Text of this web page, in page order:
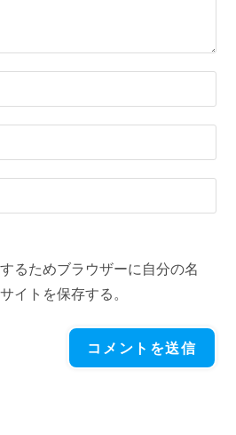
るためブラウザーに自分の名
イトを保存する。